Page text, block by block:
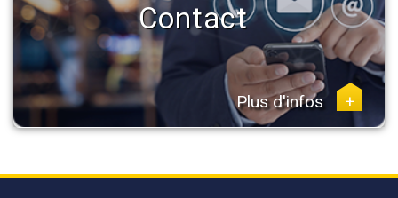
Contact
Plus d'infos +